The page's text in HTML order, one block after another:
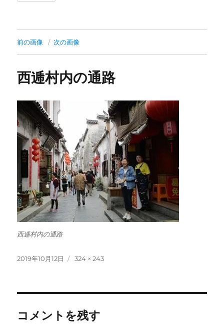
前の画像 次の画像
西逓村内の通路
西逓村内の通路
投
2019年10月12日
フ
324 × 243
コメントを残す